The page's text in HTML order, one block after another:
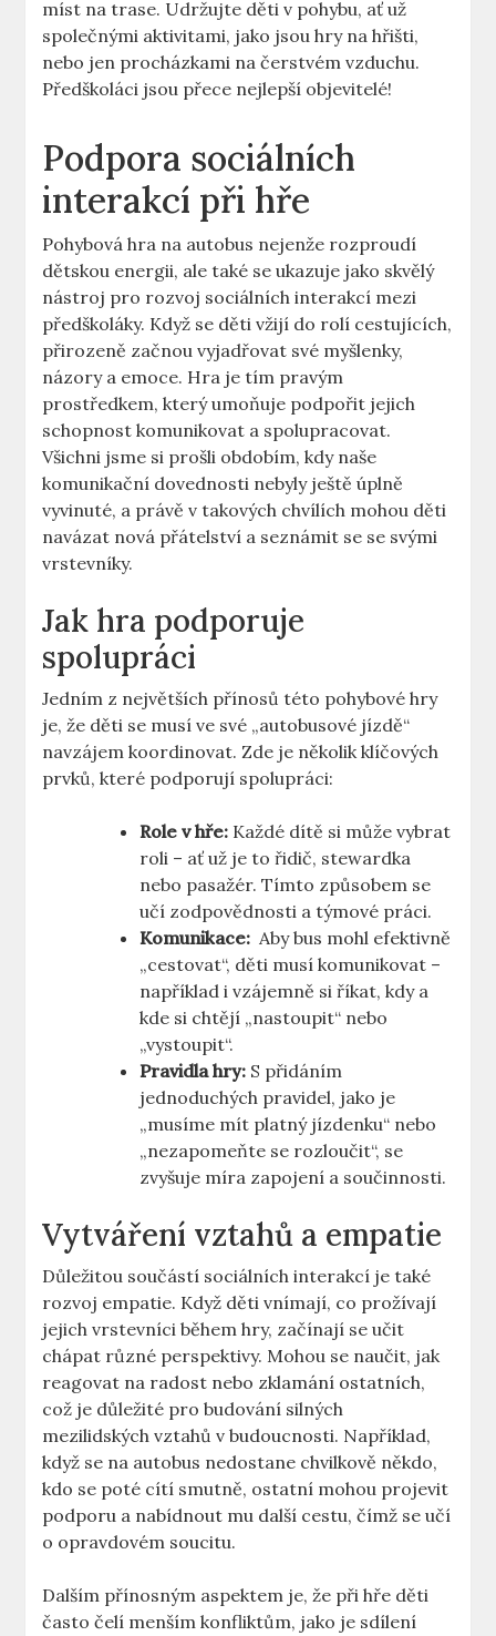
míst ‌na trase. Udržujte děti​ v pohybu, ať ​už‌
společnými aktivitami, jako jsou hry na ‌hřišti,
nebo ​jen procházkami na čerstvém⁢ vzduchu.
Předškoláci jsou ‍přece ⁢nejlepší ⁤objevitelé!
Podpora sociálních
interakcí při hře
Pohybová hra na autobus nejenže rozproudí
dětskou energii, ale⁤ také se ukazuje jako skvělý
nástroj pro rozvoj sociálních interakcí mezi
předškoláky. Když ⁣se ⁤děti ‌vžijí do​ rolí cestujících,
‍přirozeně začnou vyjadřovat své myšlenky,
⁤názory a emoce. Hra je ⁣tím pravým
prostředkem, který umoňuje podpořit ⁢jejich
schopnost komunikovat a spolupracovat. ​
Všichni⁤ jsme si prošli obdobím, kdy naše
komunikační ‌dovednosti nebyly ještě⁢ úplně‌
vyvinuté, ⁣a právě v⁤ takových⁣ chvílích mohou děti
navázat nová ⁤přátelství a​ seznámit se se svými
vrstevníky.
Jak hra podporuje
spolupráci
Jedním z⁢ největších přínosů‌ této pohybové hry
⁤je, že děti ⁣se⁢ musí⁢ ve​ své „autobusové jízdě“
navzájem koordinovat. Zde ⁢je několik klíčových​
prvků, které podporují ‍spolupráci:
Role v hře: Každé dítě si může vybrat
roli⁢ – ať už je ⁤to řidič, stewardka
nebo​ pasažér. Tímto‍ způsobem ‌se
učí zodpovědnosti a týmové práci.
Komunikace: ‌ Aby bus⁤ mohl efektivně
„cestovat“, ​děti musí komunikovat –
například i vzájemně si ‍říkat,‍ kdy ‌a
kde si ⁤chtějí „nastoupit“ nebo​
„vystoupit“.
Pravidla hry: S přidáním
jednoduchých pravidel, jako je
⁢„musíme mít platný jízdenku“‌ nebo ​
„nezapomeňte se rozloučit“, se
zvyšuje míra zapojení⁤ a součinnosti.
Vytváření vztahů a empatie
Důležitou součástí sociálních ⁣interakcí‍ je také
rozvoj empatie. Když‌ děti vnímají,⁣ co‍ prožívají ​
jejich vrstevníci během hry, začínají se učit
chápat různé perspektivy. Mohou se⁢ naučit, ⁢jak
reagovat na radost ‌nebo zklamání ostatních,⁢
což je důležité⁣ pro budování silných
mezilidských vztahů​ v budoucnosti. Například,
když se⁣ na autobus nedostane⁢ chvilkově někdo,
kdo se‍ poté cítí smutně, ostatní‌ mohou projevit
podporu a nabídnout mu další cestu, čímž se učí
o opravdovém soucitu.
Dalším⁤ přínosným⁣ aspektem je, že při hře děti
často čelí menším konfliktům, ‌jako je sdílení